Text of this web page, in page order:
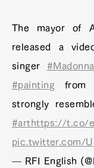
The mayor of
released a
singer#Madonna
#painting from
strongly
#arthttps://t.co/
pic.twitter.com/
— RFI English